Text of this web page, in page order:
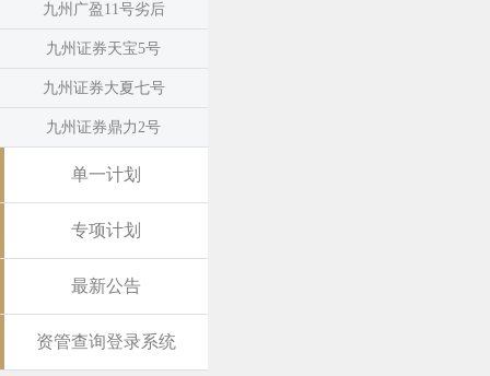
九州广盈11号劣后
九州证券天宝5号
九州证券大夏七号
九州证券鼎力2号
单一计划
专项计划
最新公告
资管查询登录系统